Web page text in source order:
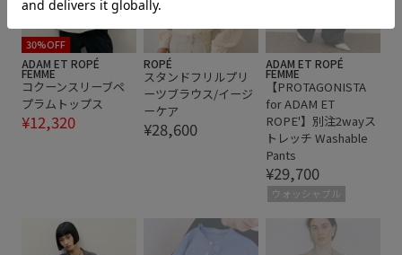
上品 伸縮性 光沢感
快適 快適なはき心地 抜け感 発色が良い
落ち感 薄手
30%OFF
ADAM ET ROPÉ
FEMME
コクーンスリーブペ
プラムトップス
¥12,320
ROPÉ
スタンドフリルプリ
ーツブラウス/イージ
ーケア
¥28,600
ADAM ET ROPÉ
FEMME
【PROTAGONISTA
for ADAM ET
ROPE'】別注2wayス
トレッチ Washable
Pants
¥29,700
ウォッシャブル